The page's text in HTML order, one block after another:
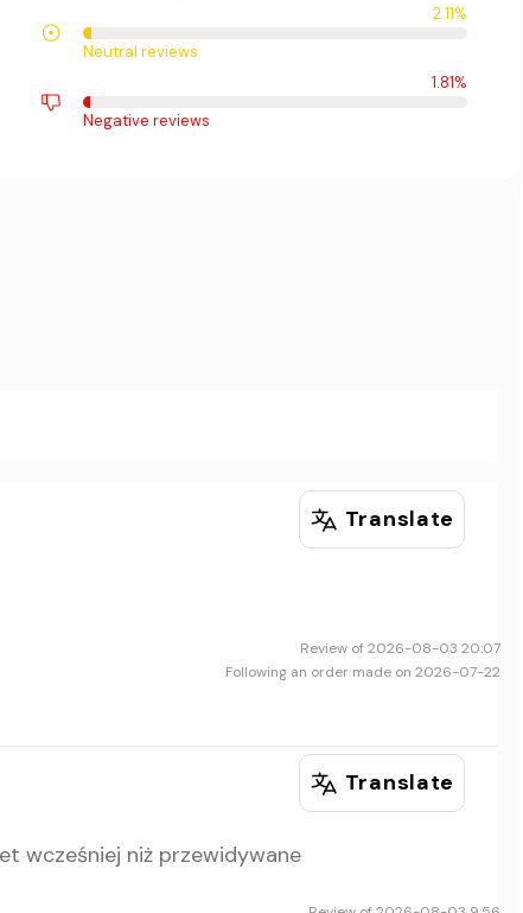
2.11%
Neutral reviews
1.81%
Negative reviews
Translate
Review of 2026-08-03 20:07
Following an order made on 2026-07-22
Translate
wcześniej niż przewidywane